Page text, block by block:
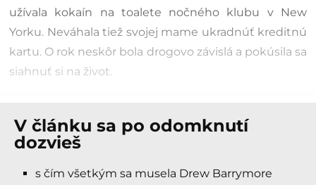
užívala kokaín na toalete nočného klubu v New
Yorku. Neváhala tiež svojej mame ukradnúť kreditnú
kartu. O rok neskôr bola drogovo závislá a pokúsila sa
siahnuť si na život.
V článku sa po odomknutí
dozvieš
s čím všetkým sa musela Drew Barrymore